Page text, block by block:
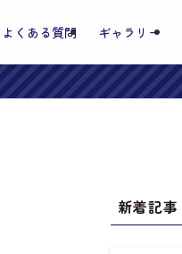
よくある質問 ギャラリー
新着記事